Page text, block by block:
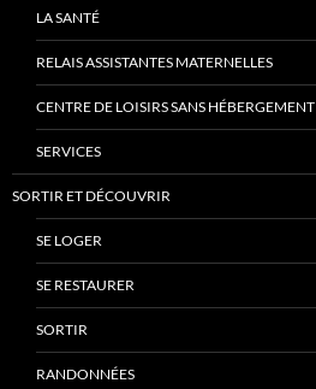
LA SANTÉ
RELAIS ASSISTANTES MATERNELLES
CENTRE DE LOISIRS SANS HÉBERGEMENT
SERVICES
SORTIR ET DÉCOUVRIR
SE LOGER
SE RESTAURER
SORTIR
RANDONNÉES